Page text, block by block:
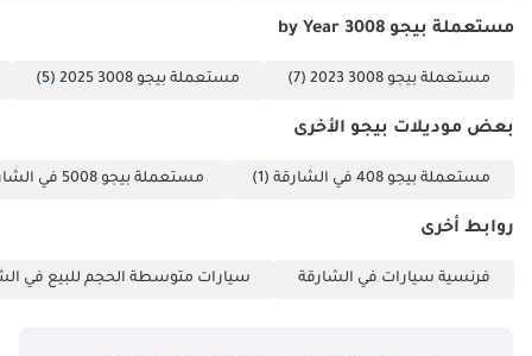
مستعملة بيجو 3008 by Year
مستعملة بيجو 3008 2023 (7) مستعملة بيجو 3008 2025 (5)
بعض موديلات بيجو الأخرى
مستعملة بيجو 408 في الشارقة (1) مستعملة بيجو 5008 في الشارقة
روابط أخرى
فرنسية سيارات في الشارقة سيارات متوسطة الحجم للبيع في